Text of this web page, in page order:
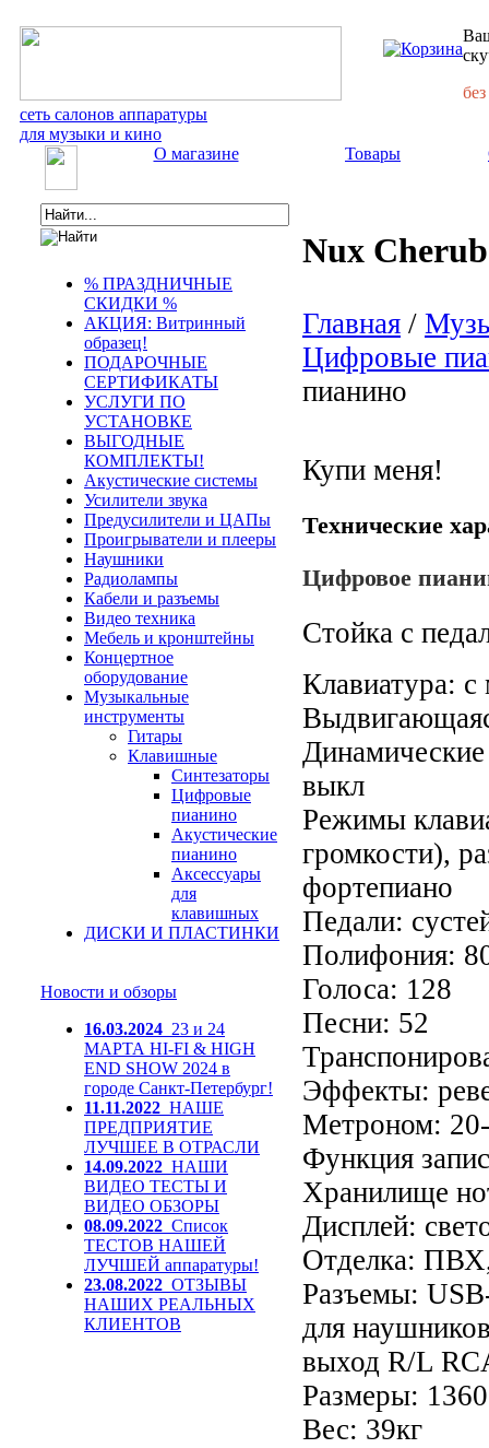
сеть салонов аппаратуры
для музыки и кино
О магазине Товары
% ПРАЗДНИЧНЫЕ
СКИДКИ %
АКЦИЯ: Витринный
образец!
ПОДАРОЧНЫЕ
СЕРТИФИКАТЫ
УСЛУГИ ПО
УСТАНОВКЕ
ВЫГОДНЫЕ
КОМПЛЕКТЫ!
Акустические системы
Усилители звука
Предусилители и ЦАПы
Проигрыватели и плееры
Наушники
Радиолампы
Кабели и разъемы
Видео техника
Мебель и кронштейны
Концертное
оборудование
Музыкальные
инструменты
Гитары
Клавишные
Синтезаторы
Цифровые
пианино
Акустические
пианино
Аксессуары
для
клавишных
ДИСКИ И ПЛАСТИНКИ
Новости и обзоры
16.03.2024 23 и 24
МАРТА HI-FI & HIGH
END SHOW 2024 в
городе Санкт-Петербург!
11.11.2022 НАШЕ
ПРЕДПРИЯТИЕ
ЛУЧШЕЕ В ОТРАСЛИ
14.09.2022 НАШИ
ВИДЕО ТЕСТЫ И
ВИДЕО ОБЗОРЫ
08.09.2022 Список
ТЕСТОВ НАШЕЙ
ЛУЧШЕЙ аппаратуры!
23.08.2022 ОТЗЫВЫ
НАШИХ РЕАЛЬНЫХ
КЛИЕНТОВ
Nux
Главная /
Цифровые
пианино
Купи меня!
Технические
Цифровое
Стойка с
Клавиатура:
Динамические
выкл
Режимы
громкости),
фортепиано
Педали:
Полифония:
Голоса: 128
Песни: 52
Эффекты:
Метроном:
Функция
Хранилище
Дисплей:
Отделка:
Разъемы:
для
выход R/L
Размеры:
Вес: 39кг